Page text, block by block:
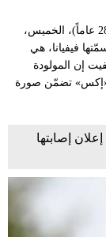
أعلنت المتحدثة باسم البيت الأبيض كارولاين ليفيت (28 عاماً)، الخميس،
فيفيانا، هي
إن المولودة
«إكس» تضمّن صورة
إصابتها